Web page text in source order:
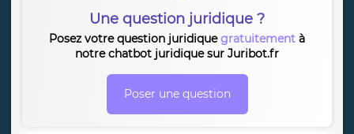
Une question juridique ?
Posez votre question juridiquegratuitement à
notre chatbot juridique sur Juribot.fr
Poser une question